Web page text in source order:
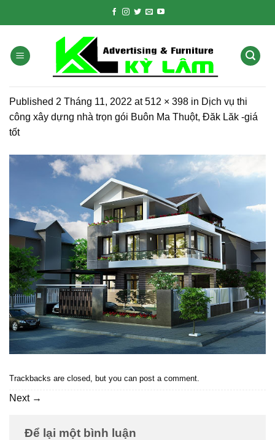
Published 2 Tháng 11, 2022 at512 × 398 in Dịch vụ thi
công xây dựng nhà trọn gói Buôn Ma Thuột, Đăk Lăk -giá
tốt
Trackbacks are closed, but you can post a comment.
Next →
Để lại một bình luận